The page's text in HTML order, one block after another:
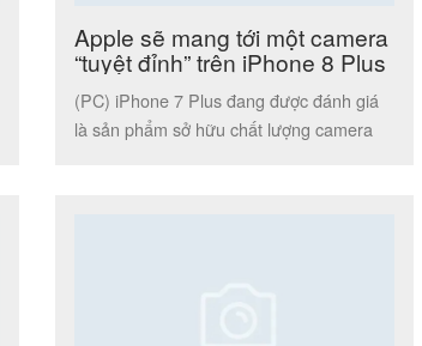
Apple sẽ mang tới một camera
“tuyệt đỉnh” trên iPhone 8 Plus
(PC) iPhone 7 Plus đang được đánh giá
là sản phẩm sở hữu chất lượng camera